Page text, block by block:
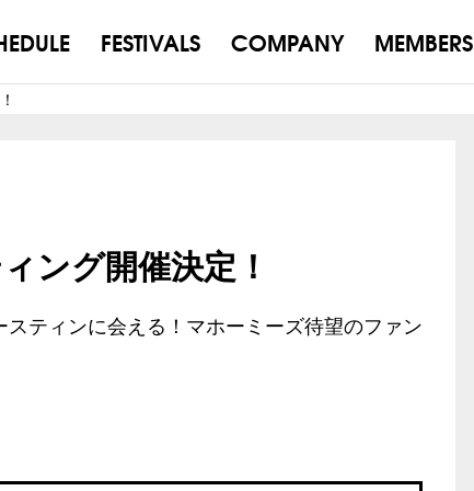
FESTIVALS COMPANY MEMBERS
ング開催決定！
ティンに会える！マホーミーズ待望のファン